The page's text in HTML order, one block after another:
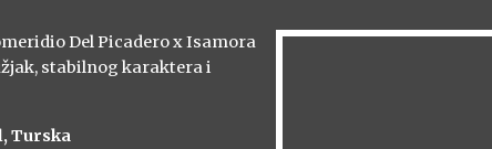
Del Picadero x Isamora
stabilnog karaktera i
Turska